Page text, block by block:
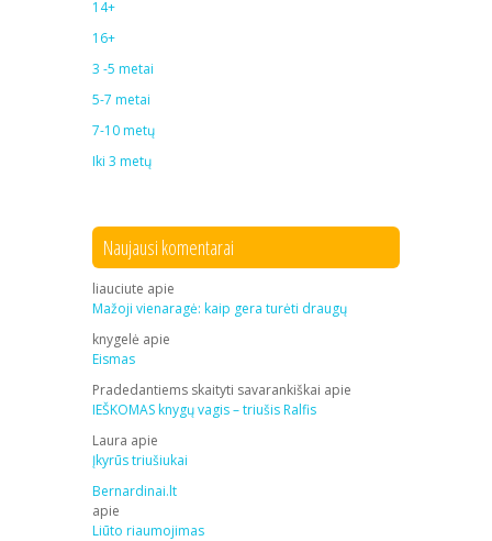
14+
16+
3 -5 metai
5-7 metai
7-10 metų
Iki 3 metų
Naujausi komentarai
liauciute apie
Mažoji vienaragė: kaip gera turėti draugų
knygelė apie
Eismas
Pradedantiems skaityti savarankiškai apie
IEŠKOMAS knygų vagis – triušis Ralfis
Laura apie
Įkyrūs triušiukai
Bernardinai.lt
apie
Liūto riaumojimas